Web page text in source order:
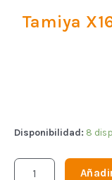
Tamiya
Disponibilidad: 8